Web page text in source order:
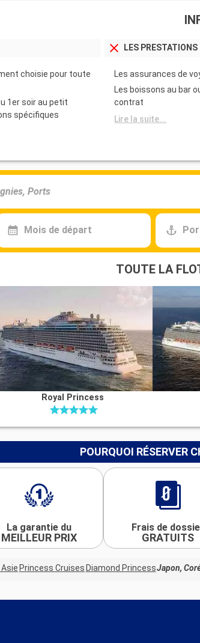
choisie pour toute
1er soir au petit
spécifiques
LES
Les assurances de
Les boissons au bar
contrat
Lire la suite...
Mois de départ
TOUTE LA
Royal Princess
POURQUOI RÉSERVER
La garantie du
MEILLEUR PRIX
Frais de
GRATUITS
Princess Cruises Diamond PrincessJapon,